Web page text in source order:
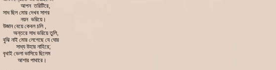
আপন তরিটিরে,
সাধ ছিল মোর দেখব সাগর
নয়ন ভরিয়ে।
উজান বেয়ে কেবল চলি ,
অন্তরে সাধ ভরিয়ে তুলি,
বুঝি নাই মোর লেগেছে যে ঘোর
সাধ্য উহার নাহিরে;
বৃথাই ভেলা ভাসিয়ে ছিলেম
আশার পাথারে।